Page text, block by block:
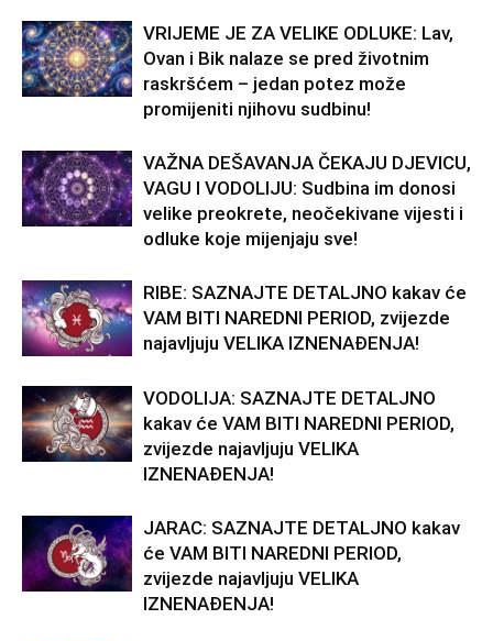
VRIJEME JE ZA VELIKE ODLUKE: Lav,
Ovan i Bik nalaze se pred životnim
raskršćem – jedan potez može
promijeniti njihovu sudbinu!
VAŽNA DEŠAVANJA ČEKAJU DJEVICU,
VAGU I VODOLIJU: Sudbina im donosi
velike preokrete, neočekivane vijesti i
odluke koje mijenjaju sve!
RIBE: SAZNAJTE DETALJNO kakav će
VAM BITI NAREDNI PERIOD, zvijezde
najavljuju VELIKA IZNENAĐENJA!
VODOLIJA: SAZNAJTE DETALJNO
kakav će VAM BITI NAREDNI PERIOD,
zvijezde najavljuju VELIKA
IZNENAĐENJA!
JARAC: SAZNAJTE DETALJNO kakav
će VAM BITI NAREDNI PERIOD,
zvijezde najavljuju VELIKA
IZNENAĐENJA!